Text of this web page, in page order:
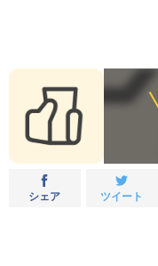
シェア ツイート